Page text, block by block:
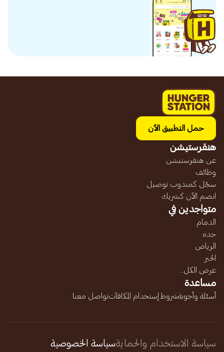
حمل التطبيق الآن
هنقرستيشن
عن هنقرستيشن
وظائف
سجّل كمندوب توصيل
انضم الآن كشريك
متواجدين في
الدمام
جده
الرياض
الخبر
عرض الكل...
مساعدة
أسئلة وأجوبةشروط إستخدام المكافآتتواصل معنا
سياسة الاستخدام والحمايةسياسة الخصوصية